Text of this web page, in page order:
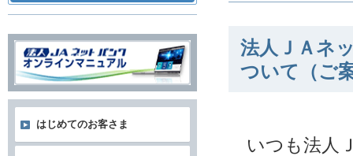
法人ＪＡネ
ついて（ご
いつも法人
はじめてのお客さま